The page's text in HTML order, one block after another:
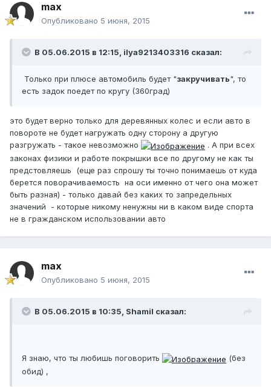
max
Опубликовано 5 июня, 2015
В 05.06.2015 в 12:15, ilya9213403316 сказал:
Только при плюсе автомобиль будет "закручивать", то
есть задок поедет по кругу (360град)
это будет верно только для деревянных колес и если авто в
повороте не будет нагружать одну сторону а другую
разгружать - такое невозможно
. А при всех
законах физики и работе покрышки все по другому не как ты
предстовляешь (еще раз спрошу ты точно понимаешь от куда
берется поворачиваемость на оси именно от чего она может
быть разная) - только давай без каких то запредельных
значений - которые никому ненужны ни в каком виде спорта
не в гражданском использовании авто
max
Опубликовано 5 июня, 2015
В 05.06.2015 в 10:35, Shamil сказал:
Я знаю, что ты любишь поговорить
(без
обид) ,